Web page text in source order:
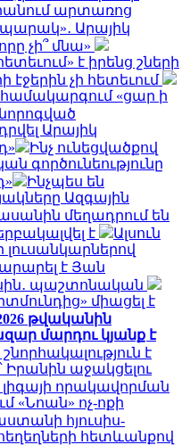
արտառոց
Արայիկ
չի՞ մնա»
է իրենց շների
էջերին չի հետեւում
«ցար ի
Արայիկ
Ինչ ունեցվածքով
Ինչպես են
Ազգային
մեղադրում են
է
Ալսուն
է Յան
պաշտոնական
միացել է
թվականին
մարդու կյանք է
է
Իրանին աջակցելու
որակավորման
«Նոան» ոչ-ոքի
հյուսիս-
հետևանքով